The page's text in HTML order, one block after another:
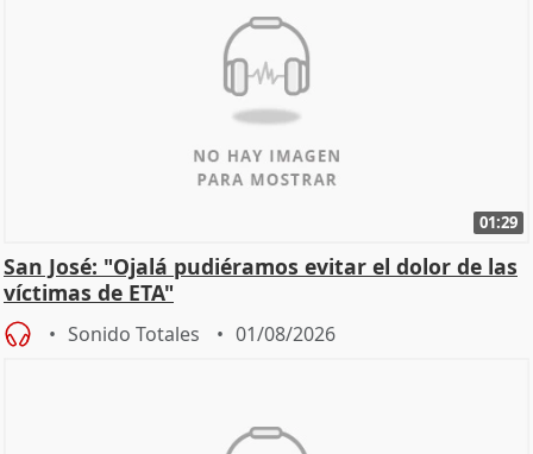
01:29
San José: "Ojalá pudiéramos evitar el dolor de las
víctimas de ETA"
Sonido Totales 01/08/2026